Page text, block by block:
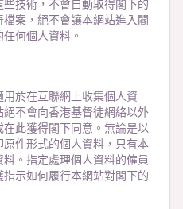
技術，不會自動取得閣下的
案，絕不會讓本網站進入閣
何個人資料。
於在互聯網上收集個人資
不會向香港基督徒網絡以外
此獲得閣下同意。無論是以
件形式的個人資料，只有本
。指定處理個人資料的僱員
示如何履行本網站對閣下的